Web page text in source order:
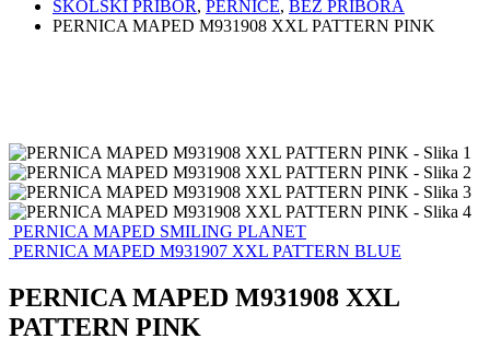
ŠKOLSKI PRIBOR, PERNICE, BEZ PRIBORA
PERNICA MAPED M931908 XXL PATTERN PINK
PERNICA MAPED SMILING PLANET
PERNICA MAPED M931907 XXL PATTERN BLUE
PERNICA MAPED M931908 XXL
PATTERN PINK